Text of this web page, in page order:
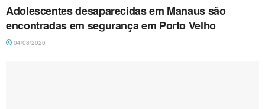
Adolescentes desaparecidas em Manaus são
encontradas em segurança em Porto Velho
04/08/2026